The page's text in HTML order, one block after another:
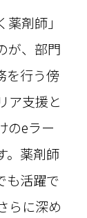
剤師」
が、部門
を行う傍
ア支援と
のeラー
。薬剤師
も活躍で
らに深め